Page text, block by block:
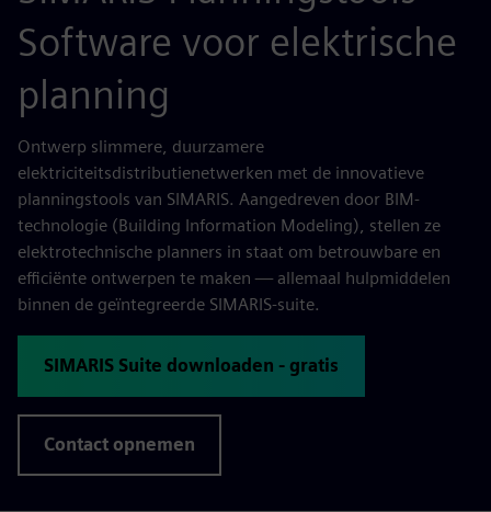
Software voor elektrische
planning
Ontwerp slimmere, duurzamere
elektriciteitsdistributienetwerken met de innovatieve
planningstools van SIMARIS. Aangedreven door BIM-
technologie (Building Information Modeling), stellen ze
elektrotechnische planners in staat om betrouwbare en
efficiënte ontwerpen te maken — allemaal hulpmiddelen
binnen de geïntegreerde SIMARIS-suite.
SIMARIS Suite downloaden - gratis
Contact opnemen